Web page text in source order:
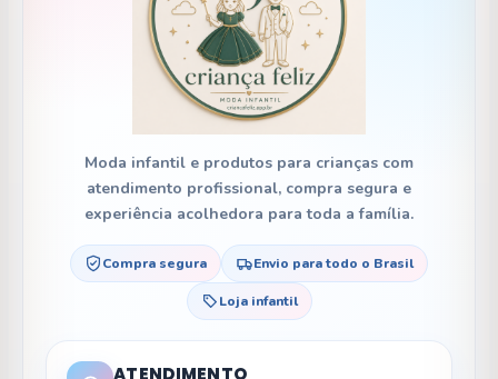
Moda infantil e produtos para crianças com
atendimento profissional, compra segura e
experiência acolhedora para toda a família.
Compra segura Envio para todo o Brasil
Loja infantil
ATENDIMENTO